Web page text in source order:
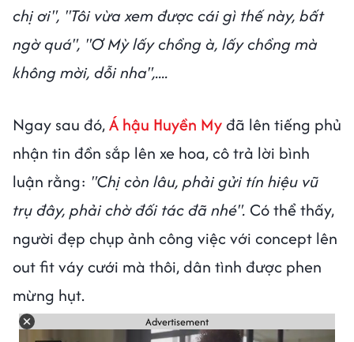
chị ơi", "Tôi vừa xem được cái gì thế này, bất
ngờ quá", "Ơ Mỳ lấy chồng à, lấy chồng mà
không mời, dỗi nha",....
Ngay sau đó,Á hậu Huyền Myđã lên tiếng phủ
nhận tin đồn sắp lên xe hoa, cô trả lời bình
luận rằng: "Chị còn lâu, phải gửi tín hiệu vũ
trụ đây, phải chờ đối tác đã nhé". Có thể thấy,
người đẹp chụp ảnh công việc với concept lên
out fit váy cưới mà thôi, dân tình được phen
mừng hụt.
Advertisement